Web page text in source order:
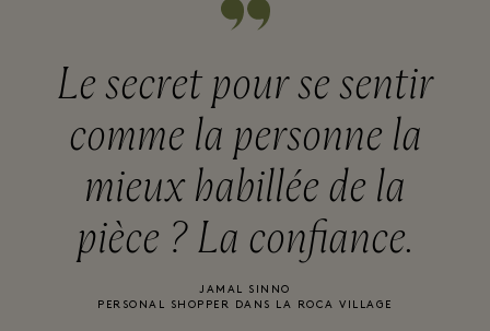
Le secret pour se sentir
comme la personne la
mieux habillée de la
pièce ? La confiance.
JAMAL SINNO
PERSONAL SHOPPER DANS LA ROCA VILLAGE